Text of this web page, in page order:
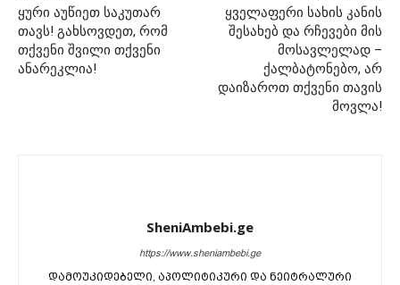
ყური აუწიეთ საკუთარ
თავს! გახსოვდეთ, რომ
თქვენი შვილი თქვენი
ანარეკლია!
ყველაფერი სახის კანის
შესახებ და რჩევები მის
მოსავლელად –
ქალბატონებო, არ
დაიზაროთ თქვენი თავის
მოვლა!
SheniAmbebi.ge
https://www.sheniambebi.ge
დამოუკიდებელი, აპოლიტიკური და ნეიტრალური